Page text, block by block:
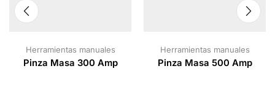
Herramientas manuales
Pinza Masa 300 Amp
Herramientas manuales
Pinza Masa 500 Amp